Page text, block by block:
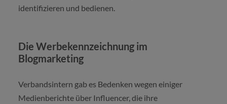
identifizieren und bedienen.
Die Werbekennzeichnung im
Blogmarketing
Verbandsintern gab es Bedenken wegen einiger
Medienberichte über Influencer, die ihre